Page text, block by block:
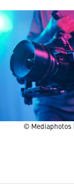
© Mediaphotos